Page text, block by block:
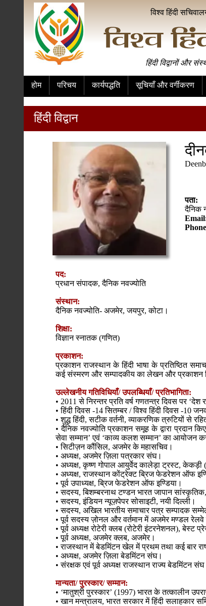
विश्व हिंदी
हिंदी विद्वानों और
होम परिचय कार्यपद्धति सूचियाँ और वर्गीकरण
हिंदी विद्वान
पता:
दैनिक
पद:
प्रधान संपादक, दैनिक नवज्योति
संस्थान:
दैनिक नवज्योति- अजमेर, जयपुर, कोटा।
शिक्षा:
विज्ञान स्नातक (गणित)
प्रकाशन:
प्रकाशन राजस्थान के हिंदी भाषा के प्रतिष्ठित
कई संस्मरण और सम्पादकीय का लेखन और प्रकाशन
उल्लेखनीय गतिविधियाँ/ उपलब्धियाँ/ प्रतिभागिता:
• 2011 से निरन्तर प्रति वर्ष गणतन्त्र दिवस पर
• हिंदी दिवस -14 सितम्बर / विश्व हिंदी दिवस -10
• शुद्ध हिंदी, सटीक वर्तनी, व्याकरणिक त्रुटियों से
• दैनिक नवज्योति प्रकाशन समूह के द्वारा प्रदान
सेवा सम्मान’ एवं ‘काव्य कलश सम्मान’ का आयोजन
• सिटीज़न कौंसिल, अजमेर के महासचिव।
• अध्यक्ष, अजमेर ज़िला पत्रकार संघ।
• अध्यक्ष, कृष्ण गोपाल आयुर्वेद कालेड़ा ट्रस्ट, केकड़ी
• अध्यक्ष, राजस्थान कोंट्रेक्ट ब्रिज फेडरेशन ऑफ
• पूर्व उपाध्यक्ष, ब्रिज फेडरेशन ऑफ इण्डिया।
• सदस्य, बिशम्बरनाथ टण्डन भारत जापान
• सदस्य, इंडियन न्यूज़पेपर सोसाइटी, नयी दिल्ली।
• सदस्य, अखिल भारतीय समाचार पत्र सम्पादक
• पूर्व सदस्य ज़ोनल और वर्तमान में अजमेर मण्डल रेलवे
• पूर्व अध्यक्ष रोटेरी क्लब (रोटेरी इंटरनेशनल), बेस्ट
• पूर्व अध्यक्ष, अजमेर क्लब, अजमेर।
• राजस्थान में बेडमिंटन खेल में प्रथम तथा कई बार
• अध्यक्ष, अजमेर ज़िला बेडमिंटन संघ।
• संरक्षक एवं पूर्व अध्यक्ष राजस्थान राज्य बेडमिंटन
मान्यता/ पुरस्कार/ सम्मान:
• ‘मातुश्री पुरस्कार’ (1997) भारत के तत्कालीन
• खान मन्त्रालय, भारत सरकार में हिंदी सलाहकार